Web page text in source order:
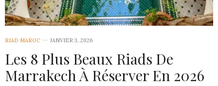
RIAD MAROC JANVIER 3, 2026
Les 8 Plus Beaux Riads De
Marrakech À Réserver En 2026